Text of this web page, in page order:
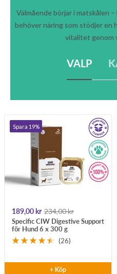
Välmående börjar i matskålen
behöver näring som stödjer en
vitalitet genom
VALP
Spara 19%
Rea-
pris
189,00 kr Pris
234,00 kr
Specific CIW Digestive Support
för Hund 6 x 300 g
(26)
+ Köp